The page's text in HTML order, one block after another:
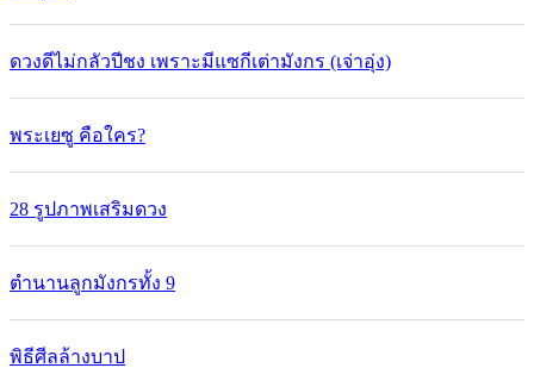
ดวงดีไม่กลัวปีชง เพราะมีแซกีเต่ามังกร (เจ่าอุ่ง)
พระเยซู คือใคร?
28 รูปภาพเสริมดวง
ตำนานลูกมังกรทั้ง 9
พิธีศีลล้างบาป